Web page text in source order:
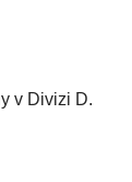
v Divizi D.